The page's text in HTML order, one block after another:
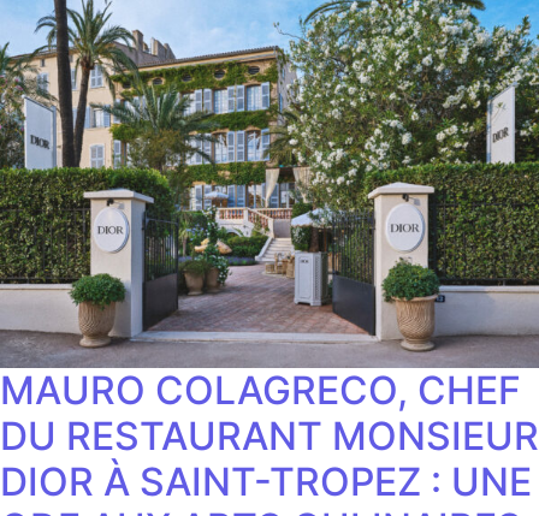
MAURO COLAGRECO, CHEF
DU RESTAURANT MONSIEUR
DIOR À SAINT-TROPEZ : UNE